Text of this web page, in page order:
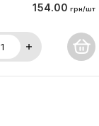
154.00 грн/шт